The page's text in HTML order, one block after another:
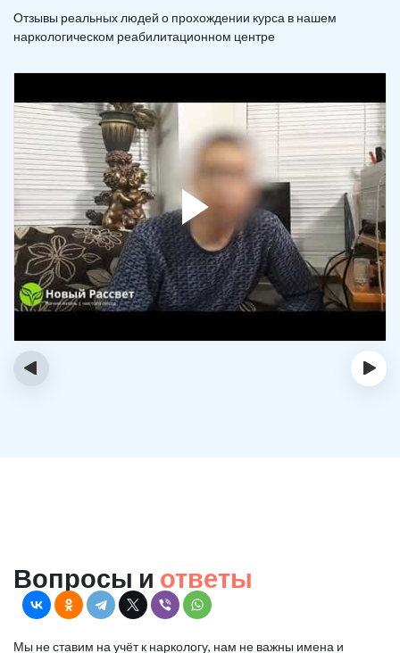
Отзывы реальных людей о прохождении курса в нашем
наркологическом реабилитационном центре
‹ ›
Вопросы и ответы
Мы не ставим на учёт к наркологу, нам не важны имена и